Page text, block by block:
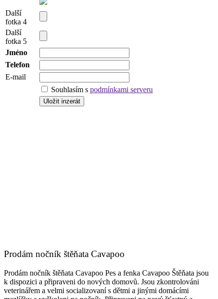
Další
fotka 4
Další
fotka 5
Jméno
Telefon
E-mail
Souhlasím s podmínkami serveru
Prodám nočník štěňata Cavapoo
Prodám nočník štěňata Cavapoo Pes a fenka Cavapoo Štěňata jsou
k dispozici a připraveni do nových domovů. Jsou zkontrolováni
veterinářem a velmi socializovaní s dětmi a jinými domácími